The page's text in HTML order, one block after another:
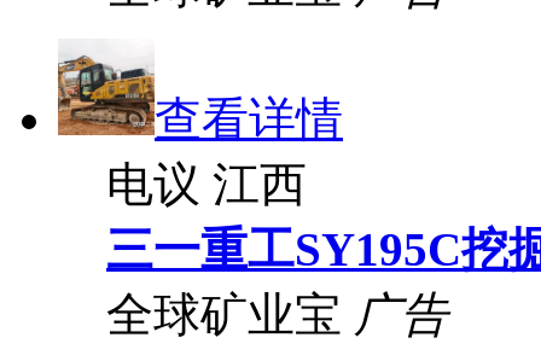
查看详情
电议 江西
三一重工SY195C挖
全球矿业宝 广告